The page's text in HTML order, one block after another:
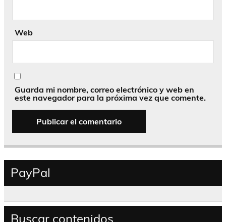
Web
Guarda mi nombre, correo electrónico y web en
este navegador para la próxima vez que comente.
PayPal
Buscar contenidos